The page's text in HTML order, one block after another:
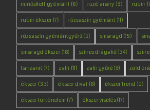
minősített gyémánt (6) rozé arany (6) rubin
rubin ékszer(7) rózsaszín gyémánt (11)
rózsaszín gyémántgyűrű(9) smaragd (15)
smaragd ékszer(18) színes drágakő(34)
tanzanit (7) zafír(11) zafír gyűrű(8) zöld
ékszer(33) ékszer divat (8) ékszer trend (9)
ékszer történelem (7) ékszer viselés(17)